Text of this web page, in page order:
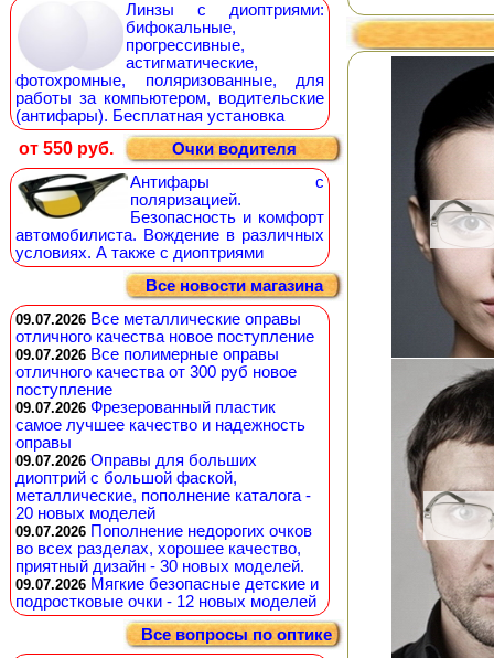
Линзы с диоптриями:
бифокальные,
прогрессивные,
астигматические,
фотохромные, поляризованные, для
работы за компьютером, водительские
(антифары). Бесплатная установка
от 550 руб.
Очки водителя
Антифары с
поляризацией.
Безопасность и комфорт
автомобилиста. Вождение в различных
условиях. А также с диоптриями
Все новости магазина
09.07.2026 Все металлические оправы
отличного качества новое поступление
09.07.2026 Все полимерные оправы
отличного качества от 300 руб новое
поступление
09.07.2026 Фрезерованный пластик
самое лучшее качество и надежность
оправы
09.07.2026 Оправы для больших
диоптрий с большой фаской,
металлические, пополнение каталога -
20 новых моделей
09.07.2026 Пополнение недорогих очков
во всех разделах, хорошее качество,
приятный дизайн - 30 новых моделей.
09.07.2026 Мягкие безопасные детские и
подростковые очки - 12 новых моделей
Все вопросы по оптике